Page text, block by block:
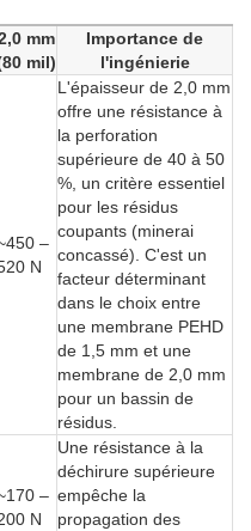
mm
mil)
Importance de
l'ingénierie
–
N
L'épaisseur de 2,0 mm
offre une résistance à
la perforation
supérieure de 40 à 50
%, un critère essentiel
pour les résidus
coupants (minerai
concassé). C'est un
facteur déterminant
dans le choix entre
une membrane PEHD
de 1,5 mm et une
membrane de 2,0 mm
pour un bassin de
résidus.
–
N
Une résistance à la
déchirure supérieure
empêche la
propagation des